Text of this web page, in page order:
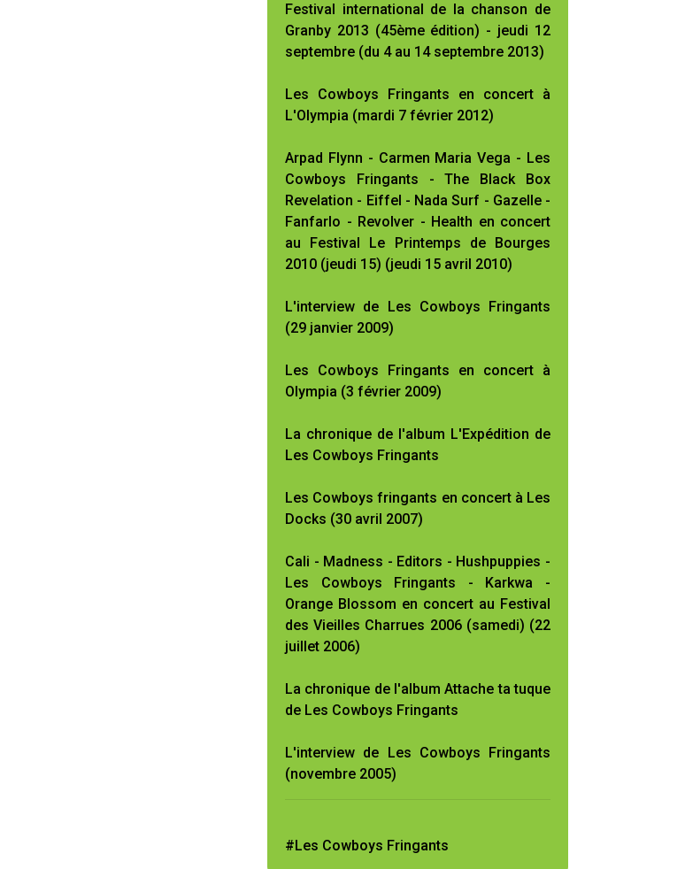
Festival international de la chanson de
Granby 2013 (45ème édition) - jeudi 12
septembre (du 4 au 14 septembre 2013)
Les Cowboys Fringants en concert à
L'Olympia (mardi 7 février 2012)
Arpad Flynn - Carmen Maria Vega - Les
Cowboys Fringants - The Black Box
Revelation - Eiffel - Nada Surf - Gazelle -
Fanfarlo - Revolver - Health en concert
au Festival Le Printemps de Bourges
2010 (jeudi 15) (jeudi 15 avril 2010)
L'interview de Les Cowboys Fringants
(29 janvier 2009)
Les Cowboys Fringants en concert à
Olympia (3 février 2009)
La chronique de l'album L'Expédition de
Les Cowboys Fringants
Les Cowboys fringants en concert à Les
Docks (30 avril 2007)
Cali - Madness - Editors - Hushpuppies -
Les Cowboys Fringants - Karkwa -
Orange Blossom en concert au Festival
des Vieilles Charrues 2006 (samedi) (22
juillet 2006)
La chronique de l'album Attache ta tuque
de Les Cowboys Fringants
L'interview de Les Cowboys Fringants
(novembre 2005)
#Les Cowboys Fringants